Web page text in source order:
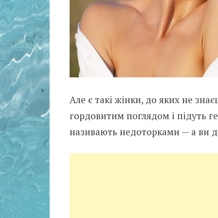
Але є такі жінки, до яких не
гордовитим поглядом і підуть
називають недоторками — а ви